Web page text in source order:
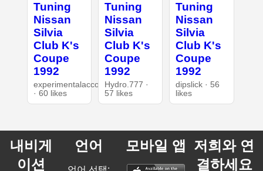
Tuning
Nissan
Silvia
Club K's
Coupe
1992
experimentalaccount
· 60 likes
Tuning
Nissan
Silvia
Club K's
Coupe
1992
Hydro.777 ·
57 likes
Tuning
Nissan
Silvia
Club K's
Coupe
1992
dipslick · 56
likes
내비게
이션
언어 모바일 앱 저희와 연
결하세요